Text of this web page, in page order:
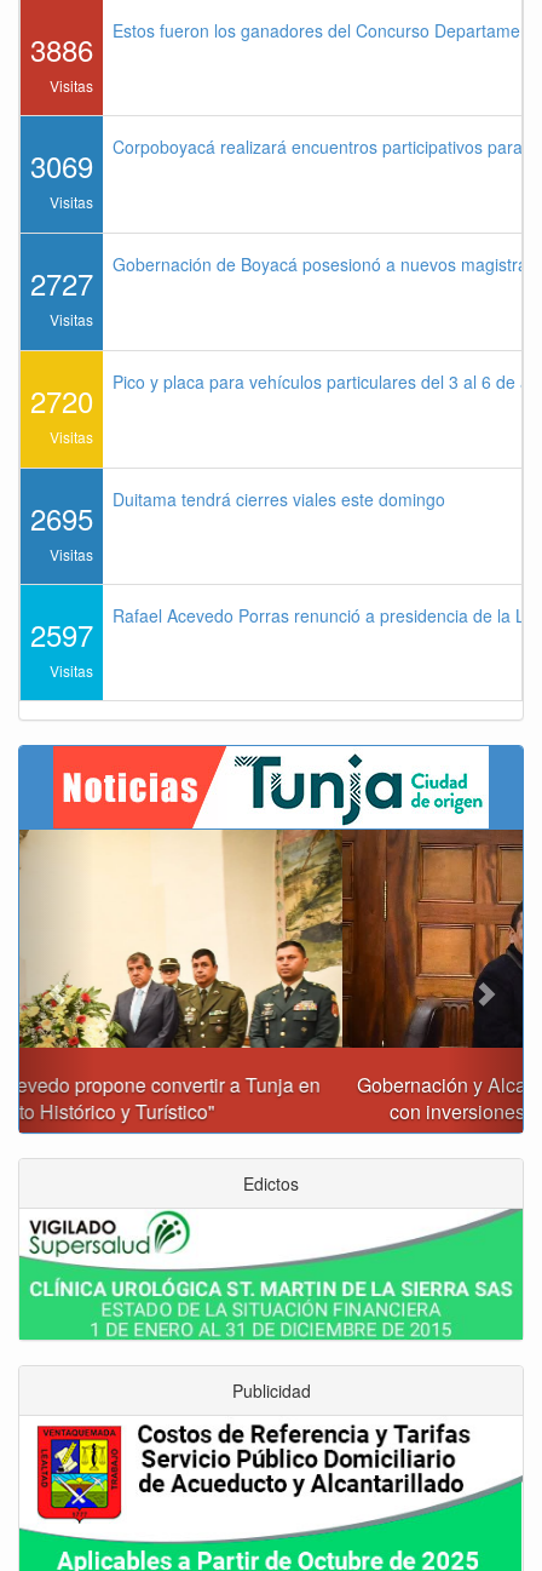
3886
Visitas
Estos fueron los ganadores del Concurso
3069
Visitas
Corpoboyacá realizará encuentros participativos para
2727
Visitas
Gobernación de Boyacá posesionó a nuevos
2720
Visitas
Pico y placa para vehículos particulares del 3 al 6 de
2695
Visitas
Duitama tendrá cierres viales este domingo
2597
Visitas
Rafael Acevedo Porras renunció a presidencia de la
Gobernación y Alcaldía de Tunja revisan 120 proyectos
con inversiones superiores a $385.000 millones
Next
Edictos
Publicidad